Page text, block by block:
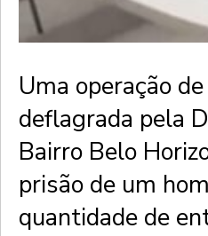
Uma operação
deflagrada pela
Bairro Belo
prisão de um
quantidade de